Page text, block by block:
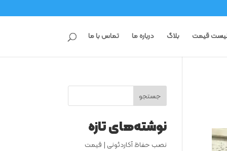
قیمت بلاگ درباره ما تماس با ما
جستجو
نوشته‌های تازه
نصب حفاظ آکاردئونی | قیمت